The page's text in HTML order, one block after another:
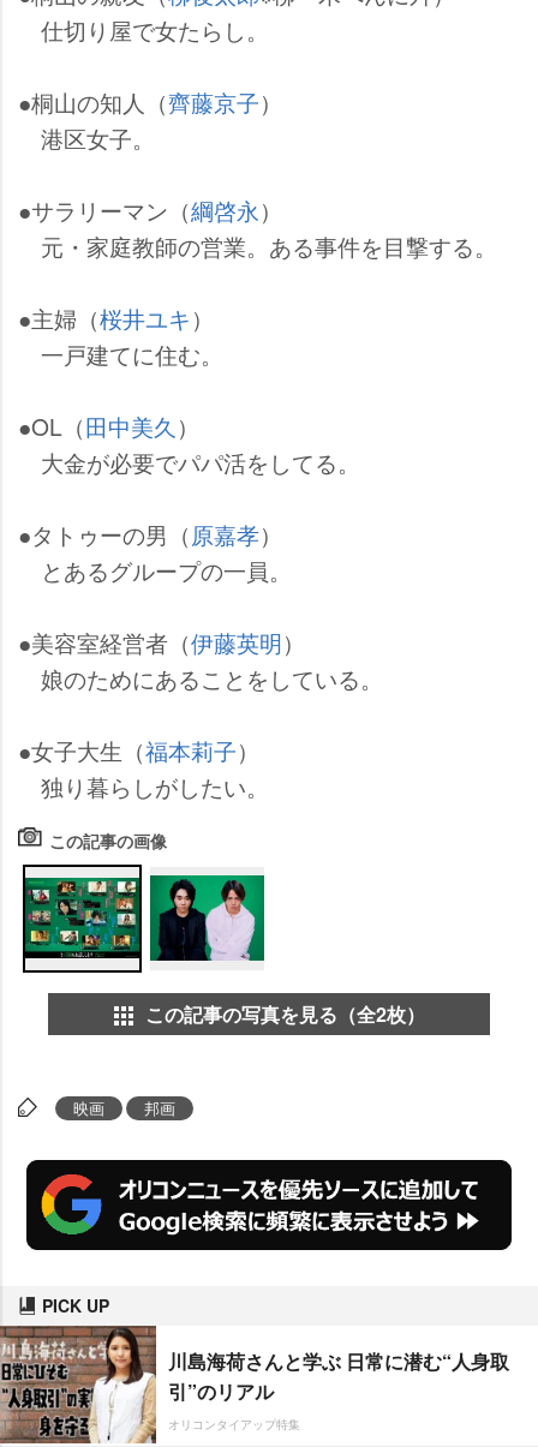
仕切り屋で女たらし。
●桐山の知人（齊藤京子）
港区女子。
●サラリーマン（綱啓永）
元・家庭教師の営業。ある事件を目撃する。
●主婦（桜井ユキ）
一戸建てに住む。
●OL（田中美久 ）
大金が必要でパパ活をしてる。
●タトゥーの男（原嘉孝）
とあるグループの一員。
●美容室経営者（伊藤英明）
娘のためにあることをしている。
●女子大生（福本莉子）
独り暮らしがしたい。
この記事の画像
この記事の写真を見る（全2枚）
映画 邦画
PICK UP
川島海荷さんと学ぶ 日常に潜む“人身取
引”のリアル
オリコンタイアップ特集